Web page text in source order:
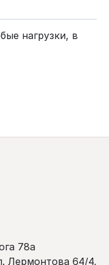
нагрузки, в
78а
Лермонтова 64/4,